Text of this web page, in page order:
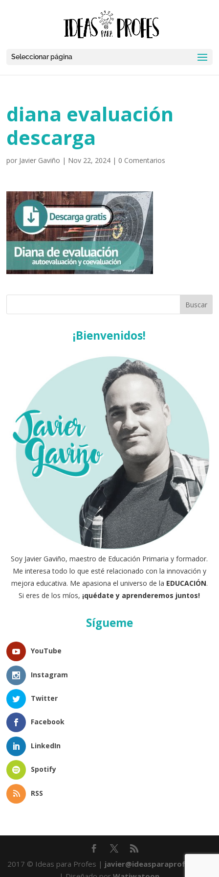
Seleccionar página
diana evaluación
descarga
por Javier Gaviño | Nov 22, 2024 | 0 Comentarios
¡Bienvenidos!
Soy Javier Gaviño, maestro de Educación Primaria y formador.
Me interesa todo lo que esté relacionado con la innovación y
mejora educativa. Me apasiona el universo de la EDUCACIÓN.
Si eres de los míos, ¡quédate y aprenderemos juntos!
Sígueme
YouTube
Instagram
Twitter
Facebook
LinkedIn
Spotify
RSS
2017 © Ideas para Profes | javier@ideasparaprofes.com